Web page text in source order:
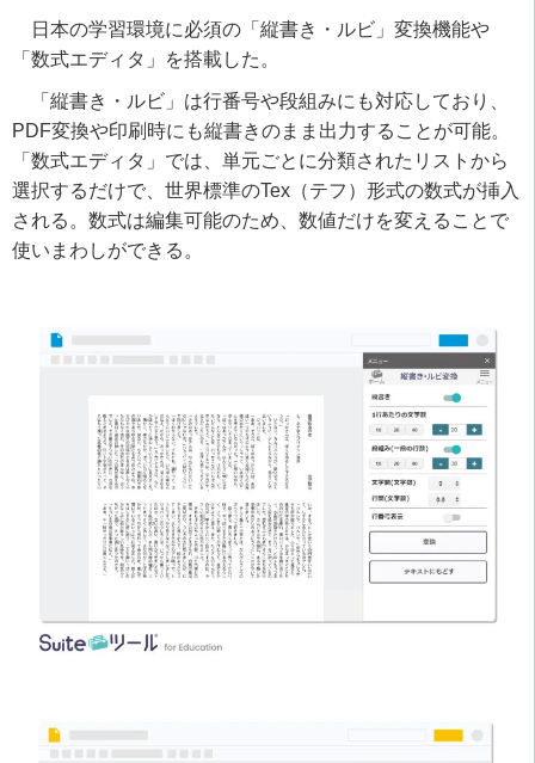
日本の学習環境に必須の「縦書き・ルビ」変換機能や
「数式エディタ」を搭載した。
「縦書き・ルビ」は行番号や段組みにも対応しており、
PDF変換や印刷時にも縦書きのまま出力することが可能。
「数式エディタ」では、単元ごとに分類されたリストから
選択するだけで、世界標準のTex（テフ）形式の数式が挿入
される。数式は編集可能のため、数値だけを変えることで
使いまわしができる。